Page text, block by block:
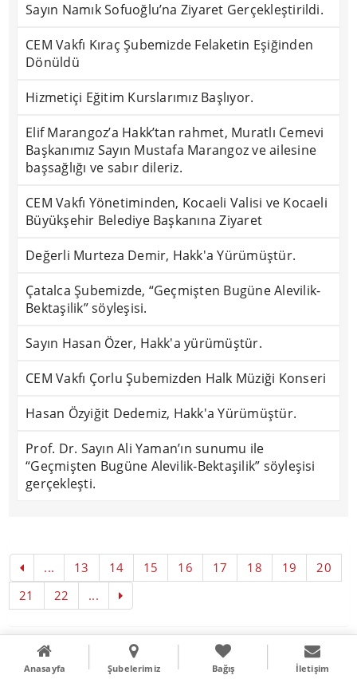
Sayın Namık Sofuoğlu’na Ziyaret Gerçekleştirildi.
CEM Vakfı Kıraç Şubemizde Felaketin Eşiğinden
Dönüldü
Hizmetiçi Eğitim Kurslarımız Başlıyor.
Elif Marangoz’a Hakk’tan rahmet, Muratlı Cemevi
Başkanımız Sayın Mustafa Marangoz ve ailesine
başsağlığı ve sabır dileriz.
CEM Vakfı Yönetiminden, Kocaeli Valisi ve Kocaeli
Büyükşehir Belediye Başkanına Ziyaret
Değerli Murteza Demir, Hakk'a Yürümüştür.
Çatalca Şubemizde, “Geçmişten Bugüne Alevilik-
Bektaşilik” söyleşisi.
Sayın Hasan Özer, Hakk'a yürümüştür.
CEM Vakfı Çorlu Şubemizden Halk Müziği Konseri
Hasan Özyiğit Dedemiz, Hakk'a Yürümüştür.
Prof. Dr. Sayın Ali Yaman’ın sunumu ile
“Geçmişten Bugüne Alevilik-Bektaşilik” söyleşisi
gerçekleşti.
... 13 14 15 16 17 18 19
20
21
22 ...
Copyright © 2016 Literal Webdizayn
Anasayfa Şubelerimiz Bağış İletişim